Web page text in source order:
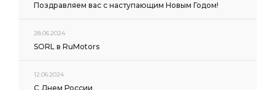
Поздравляем вас с наступающим Новым Годом!
28.06.2024
SORL в RuMotors
12.06.2024
С Днем России